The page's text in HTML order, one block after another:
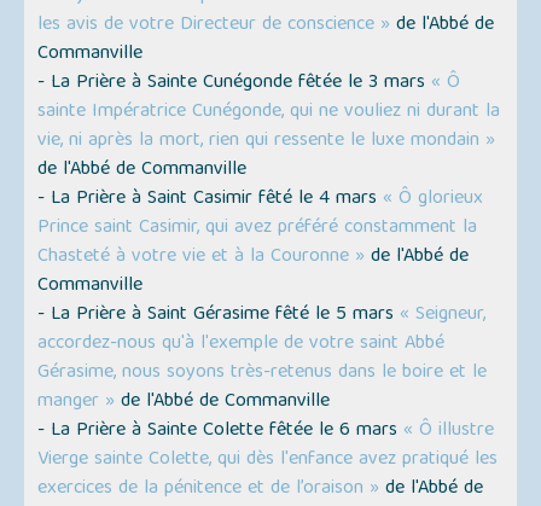
les avis de votre Directeur de conscience » de l'Abbé de
Commanville
- La Prière à Sainte Cunégonde fêtée le 3 mars « Ô
sainte Impératrice Cunégonde, qui ne vouliez ni durant la
vie, ni après la mort, rien qui ressente le luxe mondain »
de l'Abbé de Commanville
- La Prière à Saint Casimir fêté le 4 mars « Ô glorieux
Prince saint Casimir, qui avez préféré constamment la
Chasteté à votre vie et à la Couronne » de l'Abbé de
Commanville
- La Prière à Saint Gérasime fêté le 5 mars « Seigneur,
accordez-nous qu'à l'exemple de votre saint Abbé
Gérasime, nous soyons très-retenus dans le boire et le
manger » de l'Abbé de Commanville
- La Prière à Sainte Colette fêtée le 6 mars « Ô illustre
Vierge sainte Colette, qui dès l'enfance avez pratiqué les
exercices de la pénitence et de l’oraison » de l'Abbé de